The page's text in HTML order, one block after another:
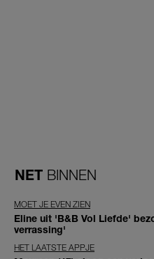
NET BINNEN
MOET JE EVEN ZIEN
Eline uit 'B&B Vol Liefde'
verrassing'
HET LAATSTE APPJE